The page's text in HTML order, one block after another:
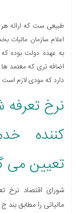
طبیعی ست که ارائه
اعلام سازمان مالیات
به عهده دولت بوده
اضافه تری که معتمد ها
دارد که مودی لازم است
نرخ
کننده
تعیین می
شورای اقتصاد نرخ